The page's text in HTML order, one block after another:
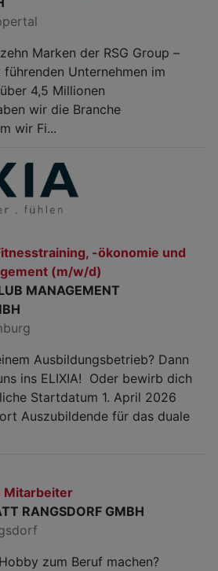
Marken der RSG Group –
Unternehmen im
4,5 Millionen
wir die Branche
wir Fi...
-ökonomie und
(m/w/d)
MANAGEMENT
Ausbildungsbetrieb? Dann
ins ELIXIA! Oder bewirb dich
Startdatum 1. April 2026
Auszubildende für das duale
Mitarbeiter
RANGSDORF GMBH
zum Beruf machen?